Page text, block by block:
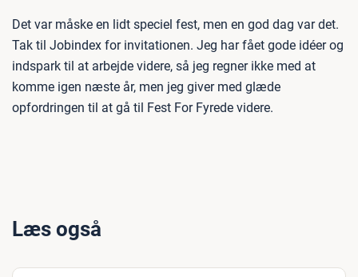
Det var måske en lidt speciel fest, men en god dag var det.
Tak til Jobindex for invitationen. Jeg har fået gode idéer og
indspark til at arbejde videre, så jeg regner ikke med at
komme igen næste år, men jeg giver med glæde
opfordringen til at gå til Fest For Fyrede videre.
Læs også